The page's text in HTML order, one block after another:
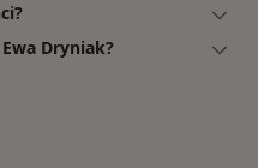
Dryniak?